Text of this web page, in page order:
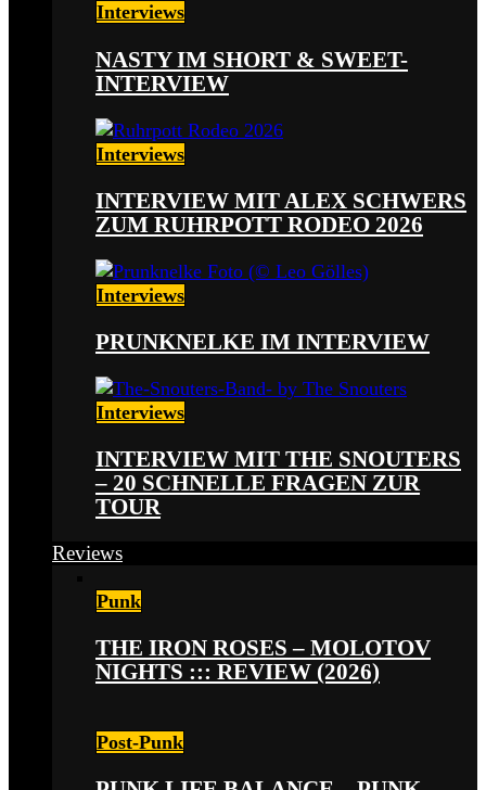
Interviews
NASTY IM SHORT & SWEET-
INTERVIEW
Interviews
INTERVIEW MIT ALEX SCHWERS
ZUM RUHRPOTT RODEO 2026
Interviews
PRUNKNELKE IM INTERVIEW
Interviews
INTERVIEW MIT THE SNOUTERS
– 20 SCHNELLE FRAGEN ZUR
TOUR
Reviews
Punk
THE IRON ROSES – MOLOTOV
NIGHTS ::: REVIEW (2026)
Post-Punk